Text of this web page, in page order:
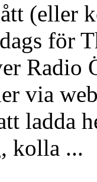
för
Radio
via
ladda
kolla ...